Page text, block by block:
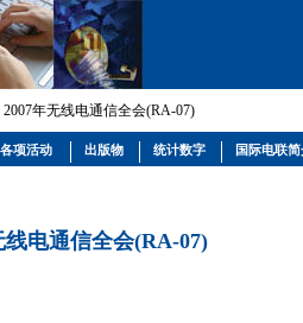
年无线电通信全会(RA-07)
线电通信全会(RA-07)
各项活动 出版物 统计数字 国际电联简